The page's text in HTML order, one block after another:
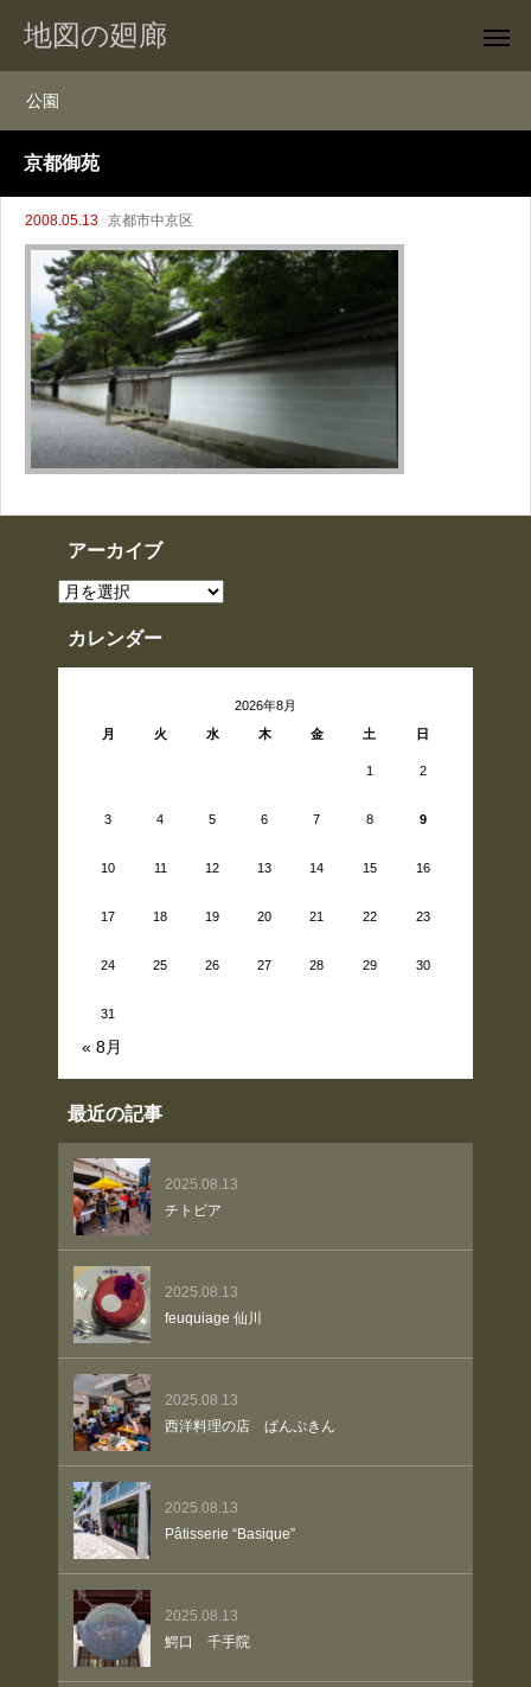
地図の廻廊
公園
京都御苑
2008.05.13 京都市中京区
アーカイブ
ア
ー
イ
ブ
カレンダー
2026年8月
月
火 水 木 金 土 日
1 2
3 4 5 6 7 8 9
10 11 12 13 14 15 16
17 18 19 20 21 22 23
24 25 26 27 28 29 30
31
« 8月
最近の記事
2025.08.13
チトビア
2025.08.13
feuquiage 仙川
2025.08.13
西洋料理の店 ぱんぷきん
2025.08.13
Pâtisserie “Basique”
2025.08.13
鰐口 千手院